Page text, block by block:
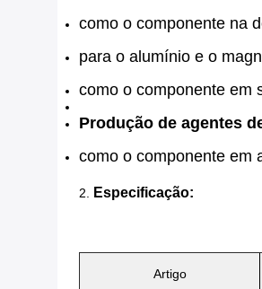
como o componente na
para o alumínio e o
como o componente em
Produção de agentes
como o componente em
2. Especificação:
Artigo